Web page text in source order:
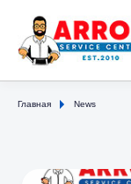
Главная News